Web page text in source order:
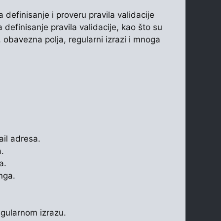
i proveru pravila validacije
pravila validacije, kao što su
polja, regularni izrazi i mnoga
adresa.
izrazu.